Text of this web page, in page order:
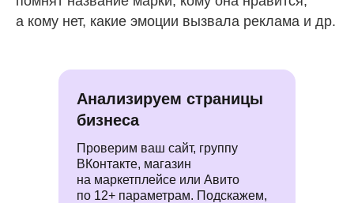
а кому нет, какие эмоции вызвала реклама и др.
Анализируем страницы
бизнеса
Проверим ваш сайт, группу
ВКонтакте, магазин
на маркетплейсе или Авито
по 12+ параметрам. Подскажем,